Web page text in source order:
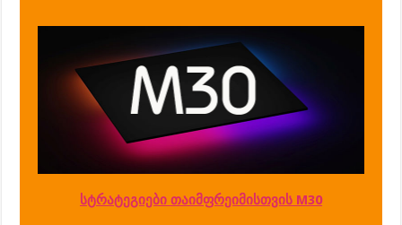
სტრატეგიები თაიმფრეიმისთვის M30